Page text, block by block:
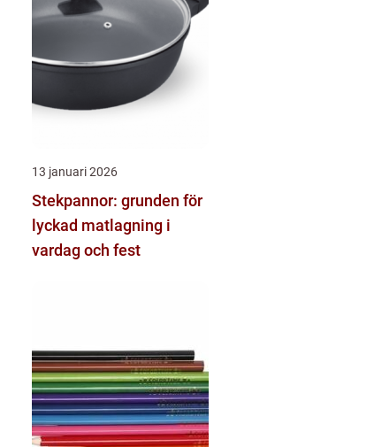
13 januari 2026
Stekpannor: grunden för
lyckad matlagning i
vardag och fest